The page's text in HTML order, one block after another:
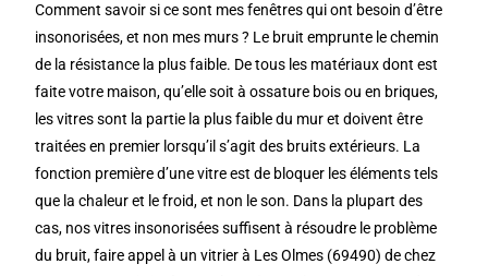
Comment savoir si ce sont mes fenêtres qui ont besoin d’être
insonorisées, et non mes murs ? Le bruit emprunte le chemin
de la résistance la plus faible. De tous les matériaux dont est
faite votre maison, qu’elle soit à ossature bois ou en briques,
les vitres sont la partie la plus faible du mur et doivent être
traitées en premier lorsqu’il s’agit des bruits extérieurs. La
fonction première d’une vitre est de bloquer les éléments tels
que la chaleur et le froid, et non le son. Dans la plupart des
cas, nos vitres insonorisées suffisent à résoudre le problème
du bruit, faire appel à un vitrier à Les Olmes (69490) de chez